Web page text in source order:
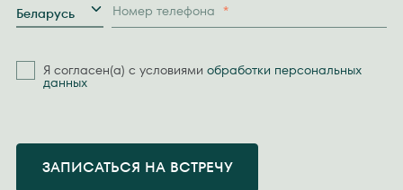
Беларусь Номер телефона *
Я согласен(а) с условиямиобработки персональных
данных
ЗАПИСАТЬСЯ НА ВСТРЕЧУ